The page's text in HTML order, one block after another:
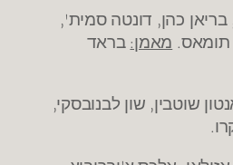
בריאן כהן, דונטה סמית',
מאמן: בראד
שוטבין, שון לבנובסקי,